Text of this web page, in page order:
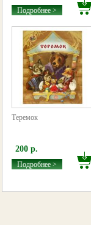
Подробнее >
Теремок
200 р.
Подробнее >